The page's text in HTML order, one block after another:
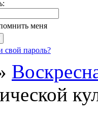
меня
свой пароль?